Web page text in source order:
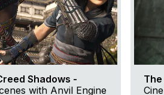
Shadows -
with Anvil Engine